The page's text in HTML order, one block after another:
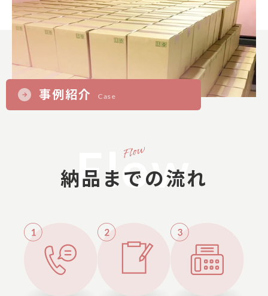
事例紹介 Case
Flow
納品までの流れ